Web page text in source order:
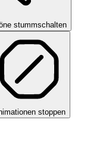
stummschalten
stoppen